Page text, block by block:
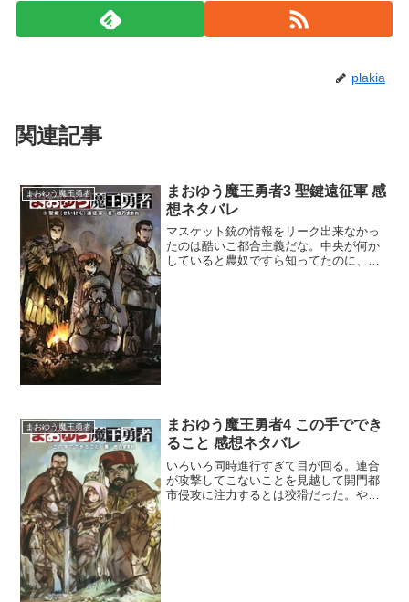
plakia
関連記事
まおゆう魔王勇者
まおゆう魔王勇者3 聖鍵遠征軍 感
想ネタバレ
マスケット銃の情報をリーク出来なかっ
たのは酷いご都合主義だな。中央が何か
していると農奴ですら知ってたのに、同
まおゆう魔王勇者
まおゆう魔王勇者4 この手ででき
ること 感想ネタバレ
いろいろ同時進行すぎて目が回る。連合
が攻撃してこないことを見越して開門都
市侵攻に注力するとは狡猾だった。やは